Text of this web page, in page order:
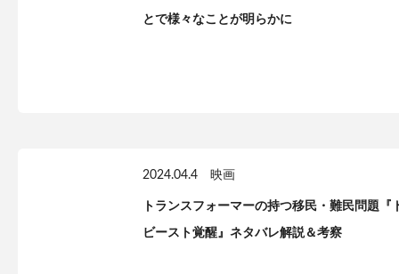
とで様々なことが明らかに
2024.04.4 映画
トランスフォーマーの持つ移民・難民問題
ビースト覚醒』ネタバレ解説＆考察